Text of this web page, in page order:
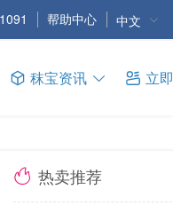
帮助中心 中文
秣宝资讯 立
热卖推荐